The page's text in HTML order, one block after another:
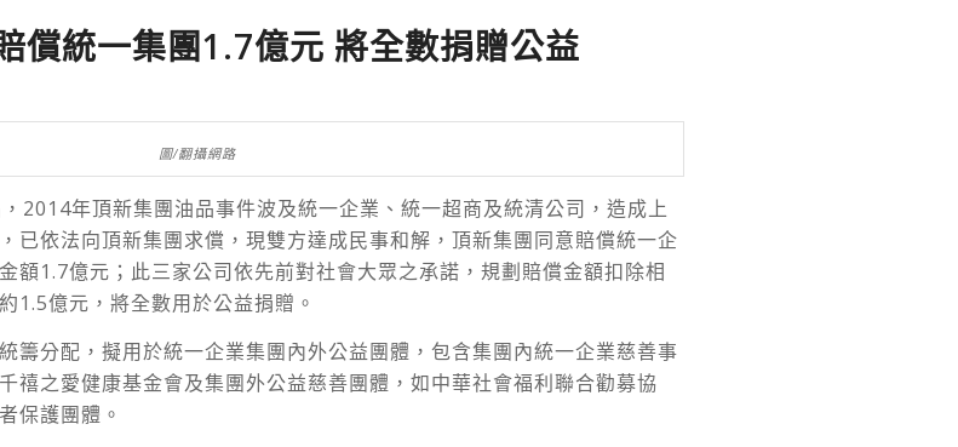
償統一集團1.7億元 將全數捐贈公益
圖/翻攝網路
2014年頂新集團油品事件波及統一企業、統一超商及統清公司，造成上
已依法向頂新集團求償，現雙方達成民事和解，頂新集團同意賠償統一企
額1.7億元；此三家公司依先前對社會大眾之承諾，規劃賠償金額扣除相
1.5億元，將全數用於公益捐贈。
籌分配，擬用於統一企業集團內外公益團體，包含集團內統一企業慈善事
禧之愛健康基金會及集團外公益慈善團體，如中華社會福利聯合勸募協
保護團體。